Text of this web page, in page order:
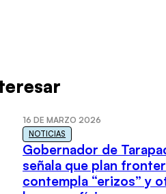
16 DE MARZO 2026
NOTICIAS
Gobernador de
señala que plan
contempla “erizos” y